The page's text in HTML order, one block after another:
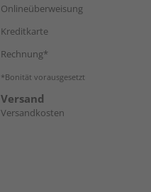
Onlineüberweisung
Kreditkarte
Rechnung*
*Bonität vorausgesetzt
Versand
Versandkosten